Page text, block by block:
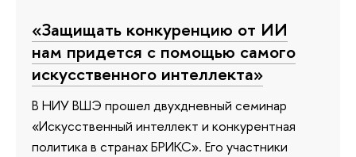
«Защищать конкуренцию от ИИ
нам придется с помощью самого
искусственного интеллекта»
В НИУ ВШЭ прошел двухдневный семинар
«Искусственный интеллект и конкурентная
политика в странах БРИКС». Его участники